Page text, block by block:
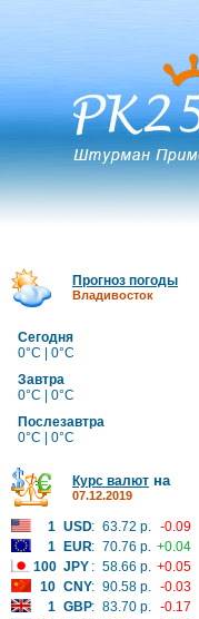
Прогноз погоды
Владивосток
Сегодня
0°C | 0°C
Завтра
0°C | 0°C
Послезавтра
0°C | 0°C
Курс валют на
07.12.2019
1 USD: 63.72 р. -0.09
1
EUR: 70.76 р. +0.04
100 JPY : 58.66 р. +0.05
10 CNY: 90.58 р. -0.03
1 GBP: 83.70 р. -0.17